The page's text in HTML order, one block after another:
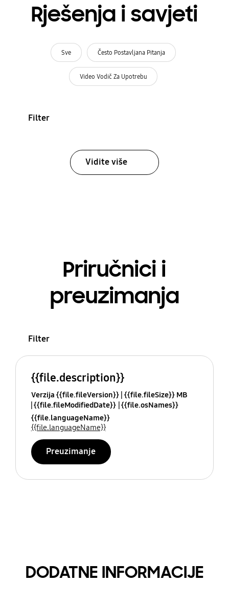
Rješenja i savjeti
Sve Često Postavljana Pitanja
Video Vodič Za Upotrebu
Filter
Vidite više
Priručnici i
preuzimanja
Filter
{{file.description}}
Verzija {{file.fileVersion}} {{file.fileSize}} MB
{{file.fileModifiedDate}} {{file.osNames}}
{{file.languageName}}
{{file.languageName}}
Preuzimanje
DODATNE INFORMACIJE